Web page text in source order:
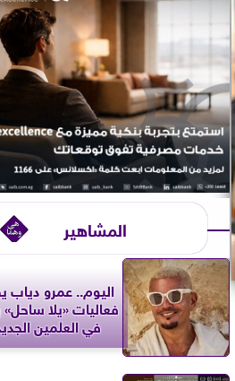
المشاهير
اليوم.. عمرو دياب
فعاليات «يلا
في العلمين